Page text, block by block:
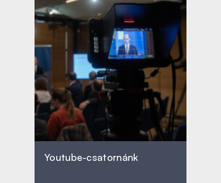
Youtube-csatornánk